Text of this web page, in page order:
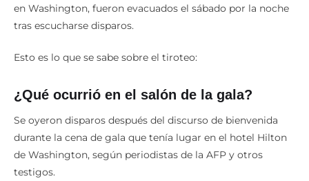
en Washington, fueron evacuados el sábado por la noche
tras escucharse disparos.
Esto es lo que se sabe sobre el tiroteo:
¿Qué ocurrió en el salón de la gala?
Se oyeron disparos después del discurso de bienvenida
durante la cena de gala que tenía lugar en el hotel Hilton
de Washington, según periodistas de la AFP y otros
testigos.